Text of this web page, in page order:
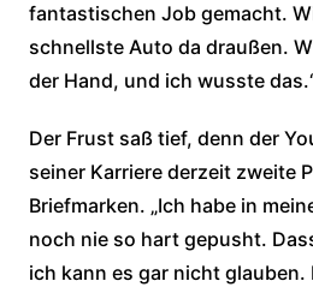
fantastischen Job gemacht.
schnellste Auto da draußen.
der Hand, und ich wusste
Der Frust saß tief, denn der
seiner Karriere derzeit zweite
Briefmarken. „Ich habe in
noch nie so hart gepusht.
ich kann es gar nicht glauben.